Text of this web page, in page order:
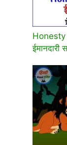
Honesty
ईमानदारी